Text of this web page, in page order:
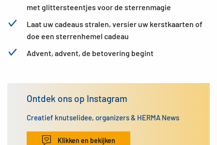
met glittersteentjes voor de sterrenmagie
Laat uw cadeaus stralen, versier uw kerstkaarten of
doe een sterrenhemel cadeau
Advent, advent, de betovering begint
Ontdek ons op Instagram
Creatief knutselidee, organizers & HERMA News
Klikken en bekijken